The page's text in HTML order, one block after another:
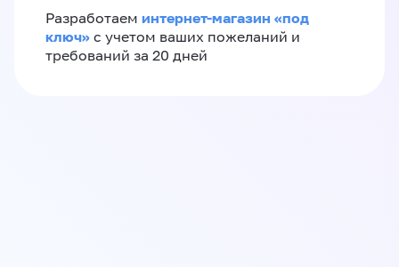
Разработаем интернет-магазин «‎под
ключ»‎ с учетом ваших пожеланий и
требований за 20 дней